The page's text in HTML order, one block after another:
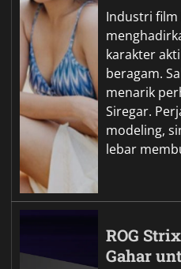
Industri film
karakter
beragam.
menarik
Siregar.
modeling,
lebar
ROG
Gahar